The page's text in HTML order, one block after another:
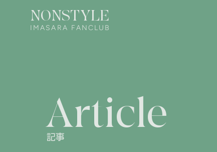
NONSTYLE
IMASARA FANCLUB
Article
記事